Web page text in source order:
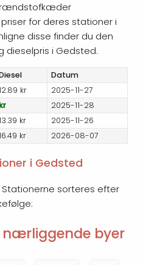
for deres stationer i
disse finder du den
dieselpris i Gedsted.
Datum
kr
2025-11-27
2025-11-28
kr
2025-11-26
kr 2026-08-07
i Gedsted
Stationerne sorteres efter
nærliggende byer